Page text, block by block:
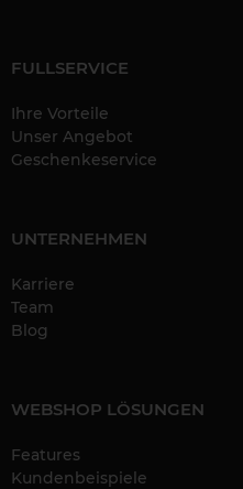
FULLSERVICE
Ihre Vorteile
Unser Angebot
Geschenkeservice
UNTERNEHMEN
Karriere
Team
Blog
WEBSHOP LÖSUNGEN
Features
Kundenbeispiele